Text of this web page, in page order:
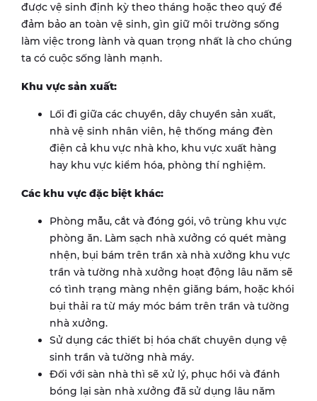
được vệ sinh định kỳ theo tháng hoặc theo quý để
đảm bảo an toàn vệ sinh, gìn giữ môi trường sống
làm việc trong lành và quan trọng nhất là cho chúng
ta có cuộc sống lành mạnh.
Khu vực sản xuất:
Lối đi giữa các chuyền, dây chuyền sản xuất,
nhà vệ sinh nhân viên, hệ thống máng đèn
điện cả khu vực nhà kho, khu vực xuất hàng
hay khu vực kiểm hóa, phòng thí nghiệm.
Các khu vực đặc biệt khác:
Phòng mẫu, cắt và đóng gói, vô trùng khu vực
phòng ăn. Làm sạch nhà xưởng có quét màng
nhện, bụi bám trên trần xà nhà xưởng khu vực
trần và tường nhà xưởng hoạt động lâu năm sẽ
có tình trạng màng nhện giăng bám, hoặc khói
bụi thải ra từ máy móc bám trên trần và tường
nhà xưởng.
Sử dụng các thiết bị hóa chất chuyên dụng vệ
sinh trần và tường nhà máy.
Đối với sàn nhà thì sẽ xử lý, phục hồi và đánh
bóng lại sàn nhà xưởng đã sử dụng lâu năm